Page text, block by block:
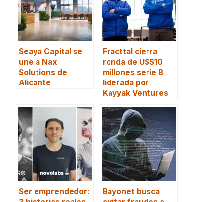
Seaya Capital se
une a Nax
Solutions de
Alicante
Fracttal cierra
ronda de US$10
millones serie B
liderada por
Kayyak Ventures
Ser emprendedor:
Bayonet busca